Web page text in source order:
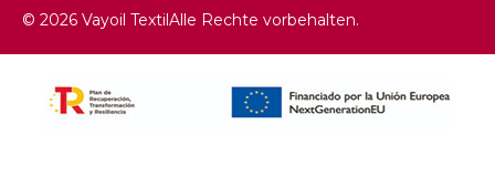
© 2026 Vayoil TextilAlle Rechte vorbehalten.